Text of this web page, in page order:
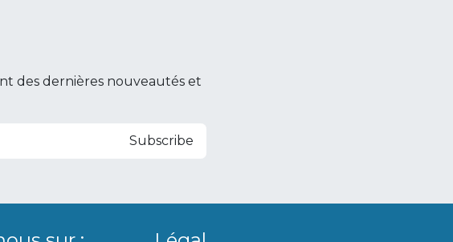
des dernières nouveautés et
Subscribe